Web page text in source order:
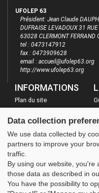
UFOLEP 63
Président: Jean Claude
DUFRAISE LEVADOUX 31 RUE
63028 CLERMONT FERRAND
tel : 0473147912
fax : 0473909628
email : accueil@ufolep63.org
http://www.ufolep63.org
INFORMATIONS
Plan du site
Mentions légales
Administration
Data collection
We use data collected by
partners to improve your
traffic.
By using our website, you're
those data as described in
You have the possibility to